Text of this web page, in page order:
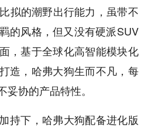
拟的潮野出行能力，虽带不
的风格，但又没有硬派SUV
，基于全球化高智能模块化
，哈弗大狗生而不凡，每
协的产品特性。
持下，哈弗大狗配备进化版